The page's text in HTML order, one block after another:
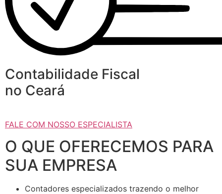
Contabilidade Fiscal
no Ceará
FALE COM NOSSO ESPECIALISTA
O QUE OFERECEMOS PARA
SUA EMPRESA
Contadores especializados trazendo o melhor